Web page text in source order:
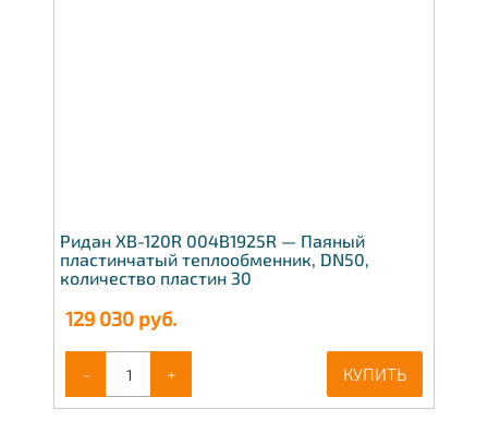
Ридан XB-120R 004B1925R — Паяный
пластинчатый теплообменник, DN50,
количество пластин 30
129 030 руб.
- + КУПИТЬ